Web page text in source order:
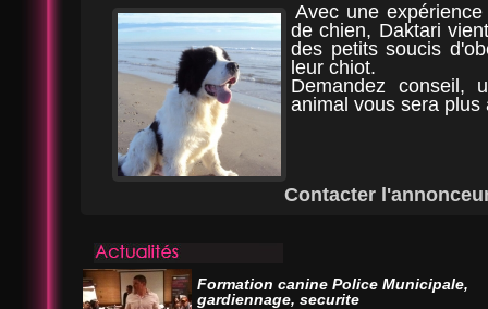
Avec une
de chien, Daktari
des petits soucis
leur chiot.
Demandez conseil,
animal vous sera plus
Contacter
Formation canine Police Municipale,
gardiennage, securite